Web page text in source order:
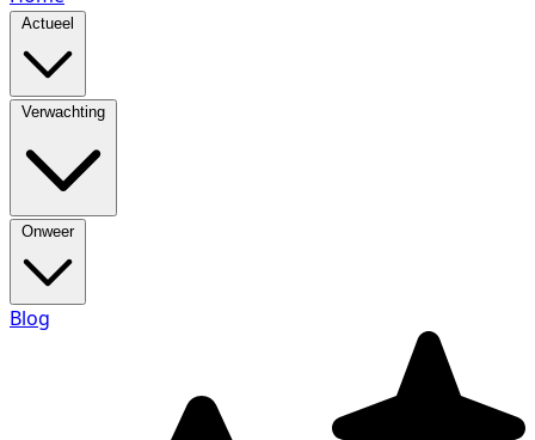
Actueel
Verwachting
Onweer
Blog